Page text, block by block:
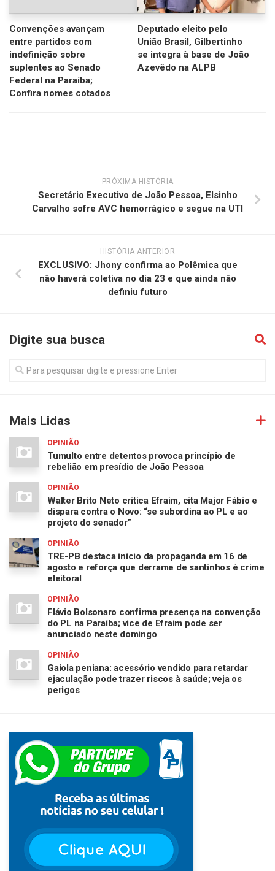
Convenções avançam
entre partidos com
indefinição sobre
suplentes ao Senado
Federal na Paraíba;
Confira nomes cotados
Deputado eleito pelo
União Brasil, Gilbertinho
se integra à base de João
Azevêdo na ALPB
PRÓXIMA HISTÓRIA
Secretário Executivo de João Pessoa, Elsinho
Carvalho sofre AVC hemorrágico e segue na UTI
HISTÓRIA ANTERIOR
EXCLUSIVO: Jhony confirma ao Polêmica que
não haverá coletiva no dia 23 e que ainda não
definiu futuro
Digite sua busca
Mais Lidas
OPINIÃO
Tumulto entre detentos provoca princípio de
rebelião em presídio de João Pessoa
OPINIÃO
Walter Brito Neto critica Efraim, cita Major Fábio e
dispara contra o Novo: “se subordina ao PL e ao
projeto do senador”
OPINIÃO
TRE-PB destaca início da propaganda em 16 de
agosto e reforça que derrame de santinhos é crime
eleitoral
OPINIÃO
Flávio Bolsonaro confirma presença na convenção
do PL na Paraíba; vice de Efraim pode ser
anunciado neste domingo
OPINIÃO
Gaiola peniana: acessório vendido para retardar
ejaculação pode trazer riscos à saúde; veja os
perigos